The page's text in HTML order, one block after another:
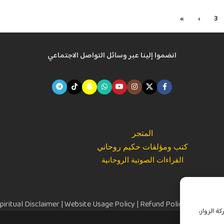
الزوار،
3
›
»
انضموا إلينا عبر وسائل التواصل الاجتماعي
المتجر
كتب ومؤلفات حكيم روحاني
القراءات الصوتية الروحانية
Refund Policy
|
Website Usage Policy
|
Disclaimer